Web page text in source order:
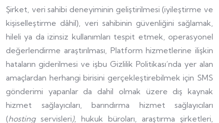
Şirket, veri sahibi deneyiminin geliştirilmesi (iyileştirme ve
kişiselleştirme dâhil), veri sahibinin güvenliğini sağlamak,
hileli ya da izinsiz kullanımları tespit etmek, operasyonel
değerlendirme araştırılması, Platform hizmetlerine ilişkin
hataların giderilmesi ve işbu Gizlilik Politikası’nda yer alan
amaçlardan herhangi birisini gerçekleştirebilmek için SMS
gönderimi yapanlar da dahil olmak üzere dış kaynak
hizmet sağlayıcıları, barındırma hizmet sağlayıcıları
(hosting servisleri ), hukuk büroları, araştırma şirketleri,